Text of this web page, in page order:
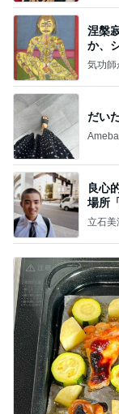
涅槃
か、
こと
気功師
だい
良心
場所
実の
立石美